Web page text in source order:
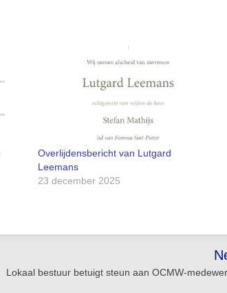
Overlijdensbericht van Lutgard
Leemans
23 december 2025
Lokaal bestuur betuigt steun aan OCMW-